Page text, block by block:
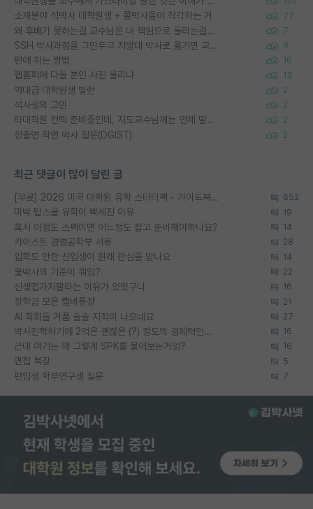
소재분야 석박사 대학원생 + 물박사들이 착각하는 거 77
왜 후배가 못하는걸 교수님은 내 책임으로 돌리는걸까요? 7
SSH 박사과정을 그만두고 지방대 박사로 옮기면 교수의 꿈은 끝일까요? 9
편애 하는 방법 16
랩홈피에 다들 본인 사진 올리냐 13
역대급 대학원생 빌런 2
석사생의 고민 2
타대학원 컨텍 준비중인데, 지도교수님께는 언제 말씀드려야 할까요? 2
정출연 학연 박사 질문(DGIST) 2
최근 댓글이 많이 달린 글
[무료] 2026 미국 대학원 유학 스타터팩 - 가이드북 & 합격자 컨택메일 템플릿 652
미박 탑스쿨 유학이 빡세진 이유 19
혹시 이정도 스펙이면 어느정도 잡고 준비해야하나요? 14
카이스트 경영공학부 서류 28
입학도 안한 신입생이 원래 관심을 받나요 14
물박사의 기준이 뭐임? 22
신생랩가지말라는 이유가 있었구나 16
장학금 모은 랩비통장 21
AI 학회들 거품 슬슬 지적이 나오네요 27
박사진학하기에 2억은 괜찮은 (?) 정도의 경제력인가요 16
근데 여기는 왜 그렇게 SPK를 물어보는거임? 16
면접 복장 5
편입생 학부연구생 질문 7